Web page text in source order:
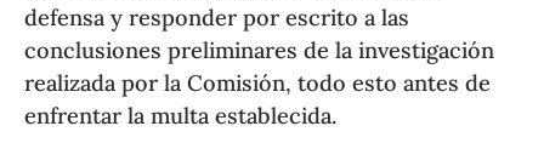
defensa y responder por escrito a las
conclusiones preliminares de la investigación
realizada por la Comisión, todo esto antes de
enfrentar la multa establecida.